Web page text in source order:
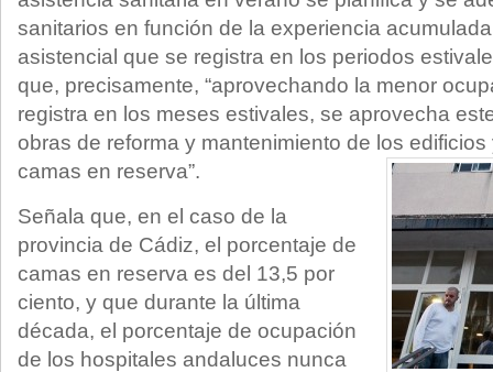
sanitarios en función de la experiencia
asistencial que se registra en los periodos
que, precisamente, “aprovechando la menor
registra en los meses estivales, se aprovecha
obras de reforma y mantenimiento de los
camas en reserva”.
Señala que, en el caso de la
provincia de Cádiz, el porcentaje de
camas en reserva es del 13,5 por
ciento, y que durante la última
década, el porcentaje de ocupación
de los hospitales andaluces nunca